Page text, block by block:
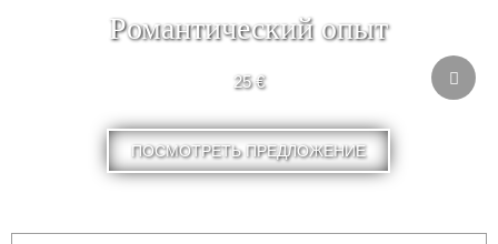
Pомантический опыт
25 €
ПОСМОТРЕТЬ ПРЕДЛОЖЕНИЕ